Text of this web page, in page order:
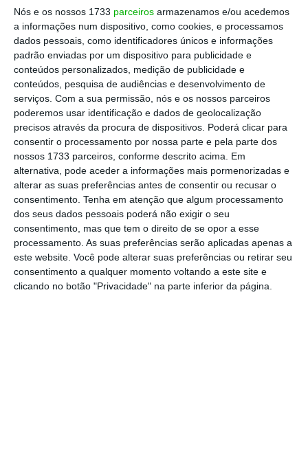
Nós e os nossos 1733 parceiros armazenamos e/ou acedemos
a informações num dispositivo, como cookies, e processamos
dados pessoais, como identificadores únicos e informações
padrão enviadas por um dispositivo para publicidade e
conteúdos personalizados, medição de publicidade e
conteúdos, pesquisa de audiências e desenvolvimento de
serviços. Com a sua permissão, nós e os nossos parceiros
poderemos usar identificação e dados de geolocalização
precisos através da procura de dispositivos. Poderá clicar para
consentir o processamento por nossa parte e pela parte dos
nossos 1733 parceiros, conforme descrito acima. Em
alternativa, pode aceder a informações mais pormenorizadas e
alterar as suas preferências antes de consentir ou recusar o
consentimento. Tenha em atenção que algum processamento
dos seus dados pessoais poderá não exigir o seu
consentimento, mas que tem o direito de se opor a esse
processamento. As suas preferências serão aplicadas apenas a
este website. Você pode alterar suas preferências ou retirar seu
consentimento a qualquer momento voltando a este site e
clicando no botão "Privacidade" na parte inferior da página.
de outras patologias típicas do período de
inverno, em particular com a onda de frio que
temos sofrido”.
“Indicam os peritos que há uma correlação
direta entre as medidas restritivas do estado
de emergência e a redução do número de
novos casos, seguida da redução de
internamentos e de mortes”, justifica.
Decreto permite limitar
preços do gás de garrafa e
das entregas ao domicílio
O decreto do estado de emergência enviado